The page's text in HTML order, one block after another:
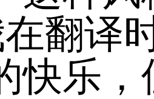
翻译
快乐